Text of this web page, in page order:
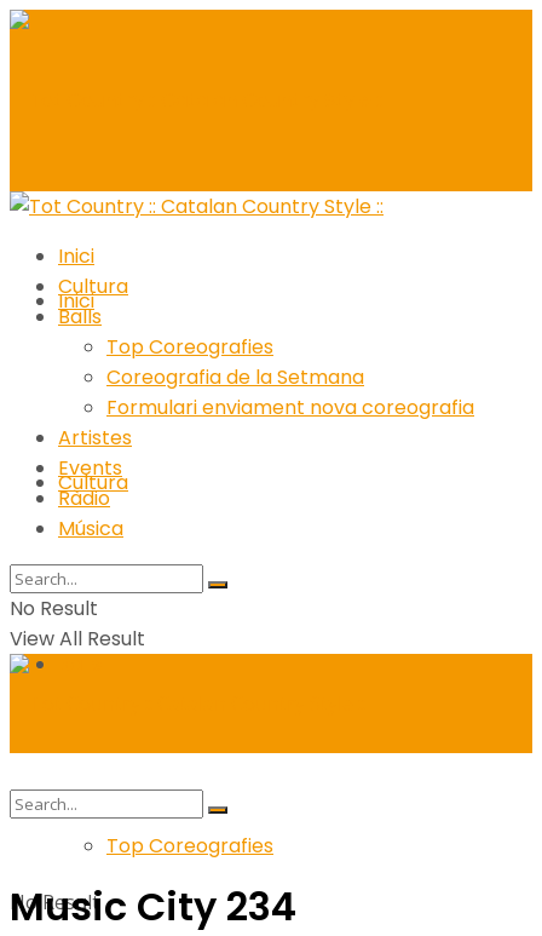
Inici
Cultura
Top Coreografies
Inici
Cultura
Balls
Top Coreografies
Coreografia de la Setmana
Formulari enviament nova coreografia
Artistes
Events
Ràdio
Música
No Result
View All Result
No Result
Music City 234